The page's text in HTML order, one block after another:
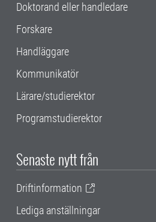
Doktorand eller handledare
Forskare
Handläggare
Kommunikatör
Lärare/studierektor
Programstudierektor
Senaste nytt från
Driftinformation
Lediga anställningar